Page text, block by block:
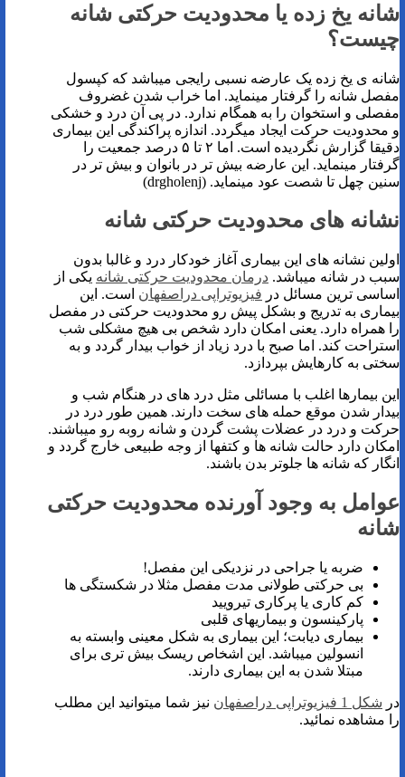
شانه یخ زده یا محدودیت حرکتی شانه
چیست؟
شانه ی یخ زده یک عارضه نسبی رایجی میباشد که کپسول
مفصل شانه را گرفتار مینماید. اما خراب شدن غضروف
مفصلی و استخوان را به همگام ندارد. در پی آن درد و خشکی
و محدودیت حرکت ایجاد میگردد. اندازه پراکندگی این بیماری
دقیقا گزارش نگردیده است. اما ۲ تا ۵ درصد جمعیت را
گرفتار مینماید. این عارضه بیش تر در بانوان و بیش تر در
سنین چهل تا شصت عود مینماید. (drgholenj)
نشانه های محدودیت حرکتی شانه
اولین نشانه های این بیماری آغاز خودکار درد و غالبا بدون
سبب در شانه میباشد. درمان محدودیت حرکتی شانه یکی از
اساسی ترین مسائل در فیزیوتراپی دراصفهان است. این
بیماری به تدریج و بشکل پیش رو محدودیت حرکتی در مفصل
را همراه دارد. یعنی امکان دارد شخص بی هیچ مشکلی شب
استراحت کند. اما صبح با درد زیاد از خواب بیدار گردد و به
سختی به کارهایش بپردازد.
این بیمارها اغلب با مسائلی مثل درد های در هنگام شب و
بیدار شدن موقع حمله های سخت دارند. همین طور درد در
حرکت و درد در عضلات پشت گردن و شانه روبه رو میباشند.
امکان دارد حالت شانه ها و کتفها از وجه طبیعی خارج گردد و
انگار که شانه ها جلوتر بدن باشند.
عوامل به وجود آورنده محدودیت حرکتی
شانه
ضربه یا جراحی در نزدیکی این مفصل!
بی حرکتی طولانی مدت مفصل مثلا در شکستگی ها
کم کاری یا پرکاری تیرویید
پارکینسون و بیماریهای قلبی
بیماری دیابت؛ این بیماری به شکل معینی وابسته به
انسولین میباشد. این اشخاص ریسک بیش تری برای
مبتلا شدن به این بیماری دارند.
در شکل 1 فیزیوتراپی دراصفهان
نیز شما میتوانید این مطلب
را مشاهده نمائید.